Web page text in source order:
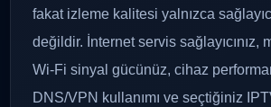
fakat izleme kalitesi yalnızca
değildir. İnternet servis sağlayıcınız,
Wi-Fi sinyal gücünüz, cihaz
DNS/VPN kullanımı ve seçtiğiniz